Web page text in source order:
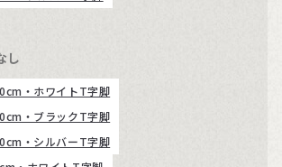
し
・ホワイトT字脚
・ブラックT字脚
・シルバーT字脚